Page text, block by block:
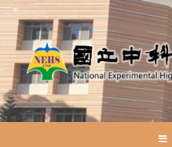
跳
轉
至
主
要
內